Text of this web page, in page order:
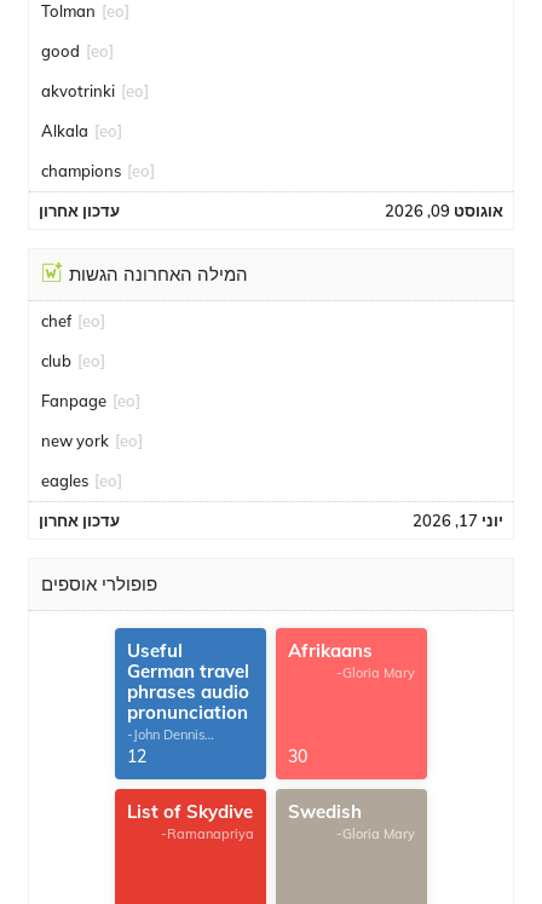
Tolman [eo]
good [eo]
akvotrinki [eo]
Alkala [eo]
champions [eo]
עדכון אחרון אוגוסט 09, 2026
המילה האחרונה הגשות
chef [eo]
club [eo]
Fanpage [eo]
new york [eo]
eagles [eo]
עדכון אחרון יוני 17, 2026
פופולרי אוספים
Useful
German travel
phrases audio
pronunciation
-John Dennis
G.Thomas
12
Afrikaans
-Gloria Mary
30
List of Skydive
-Ramanapriya
Swedish
-Gloria Mary